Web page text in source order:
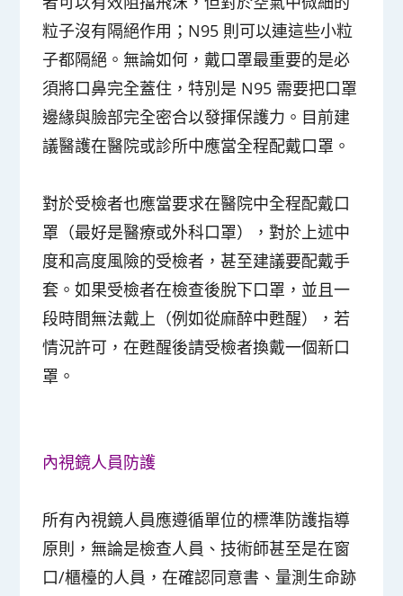
粒子沒有隔絕作用；N95 則可以連這些小粒
子都隔絕。無論如何，戴口罩最重要的是必
須將口鼻完全蓋住，特別是 N95 需要把口罩
邊緣與臉部完全密合以發揮保護力。目前建
議醫護在醫院或診所中應當全程配戴口罩。
對於受檢者也應當要求在醫院中全程配戴口
罩（最好是醫療或外科口罩），對於上述中
度和高度風險的受檢者，甚至建議要配戴手
套。如果受檢者在檢查後脫下口罩，並且一
段時間無法戴上（例如從麻醉中甦醒），若
情況許可，在甦醒後請受檢者換戴一個新口
罩。
內視鏡人員防護
所有內視鏡人員應遵循單位的標準防護指導
原則，無論是檢查人員、技術師甚至是在窗
口/櫃檯的人員，在確認同意書、量測生命跡